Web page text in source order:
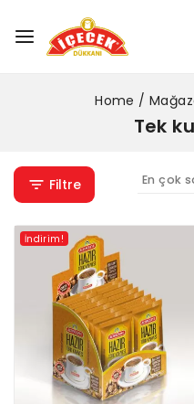
Home /
Tek
Filtre
İndirim!